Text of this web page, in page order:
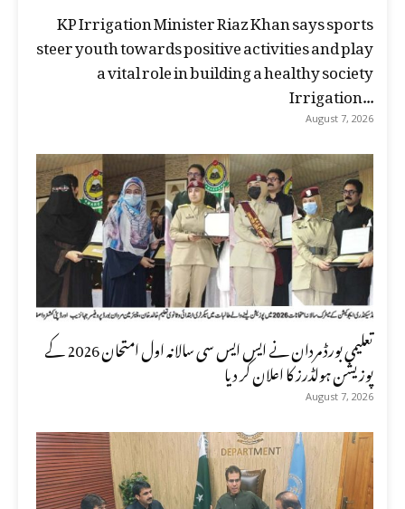
KP Irrigation Minister Riaz Khan says sports
steer youth towards positive activities and play
a vital role in building a healthy society
Irrigation...
August 7, 2026
تعلیمی بورڈ مردان نے ایس ایس سی سالانہ اول امتحان 2026 کے
پوزیشن ہولڈرز کا اعلان کر دیا
August 7, 2026